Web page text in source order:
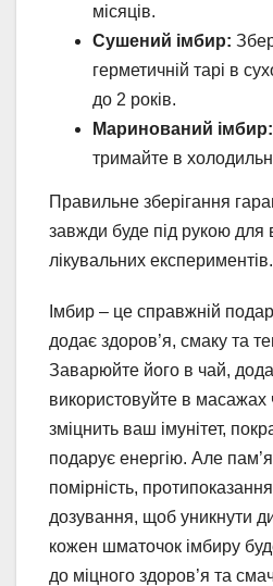
місяців.
Сушений імбир:
герметичній тарі в
до 2 років.
Маринований імбир:
тримайте в
Правильне зберігання
завжди буде під рукою для
лікувальних експериментів.
Імбир – це справжній
додає здоров’я, смаку та
Заварюйте його в чай,
використовуйте в масажах
зміцнить ваш імунітет,
подарує енергію. Але
помірність,
дозування, щоб уникнути
кожен шматочок імбиру
до міцного здоров’я та